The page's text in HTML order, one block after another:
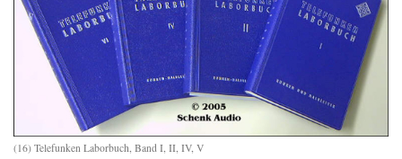
(16) Telefunken Laborbuch, Band I, II, IV, V